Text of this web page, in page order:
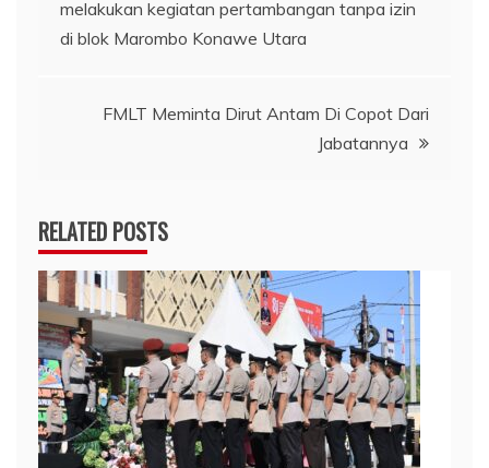
pos
melakukan kegiatan pertambangan tanpa izin
di blok Marombo Konawe Utara
FMLT Meminta Dirut Antam Di Copot Dari
Jabatannya
RELATED POSTS